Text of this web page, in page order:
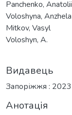
Panchenko, Anatolii
Voloshyna, Anzhela
Mitkov, Vasyl
Voloshyn, А.
Видавець
Запоріжжя : 2023
Анотація